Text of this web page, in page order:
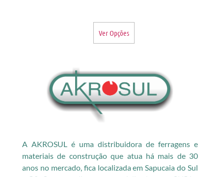
Ver Opções
A AKROSUL é uma distribuidora de ferragens e
materiais de construção que atua há mais de 30
anos no mercado, fica localizada em Sapucaia do Sul